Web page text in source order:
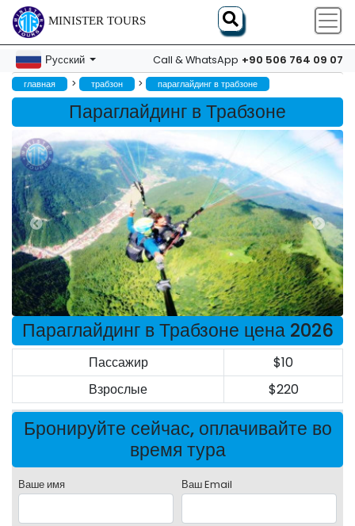
MINISTER TOURS
Русский Call & WhatsApp +90 506 764 09 07
главная > трабзон > параглайдинг в трабзоне
Параглайдинг в Трабзоне
Параглайдинг в Трабзоне цена 2026
Пассажир
$10
Взрослые
$220
Бронируйте сейчас, оплачивайте во
время тура
Ваше имя Ваш Email